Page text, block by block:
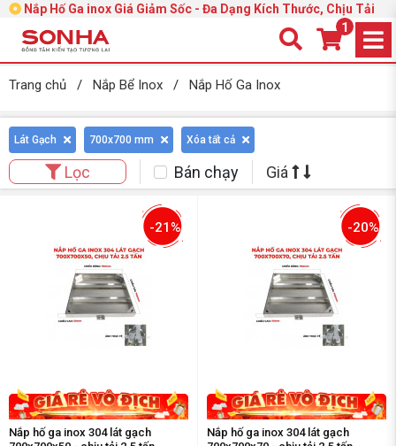
Nắp Hố Ga inox Giá Giảm Sốc - Đa Dạng Kích Thước, Chịu Tải
1
Trang chủ / Nắp Bể Inox / Nắp Hố Ga Inox
Lát Gạch 700x700 mm Xóa tất cả
Lọc Bán chạy Giá
-21%
Nắp hố ga inox 304 lát gạch
-20%
Nắp hố ga inox 304 lát gạch